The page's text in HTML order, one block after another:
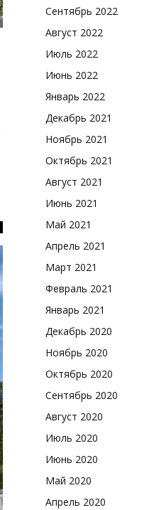
Сентябрь 2022
Август 2022
Июль 2022
Июнь 2022
Январь 2022
Декабрь 2021
Ноябрь 2021
Октябрь 2021
Август 2021
Июнь 2021
Май 2021
Апрель 2021
Март 2021
Февраль 2021
Январь 2021
Декабрь 2020
Ноябрь 2020
Октябрь 2020
Сентябрь 2020
Август 2020
Июль 2020
Июнь 2020
Май 2020
Апрель 2020